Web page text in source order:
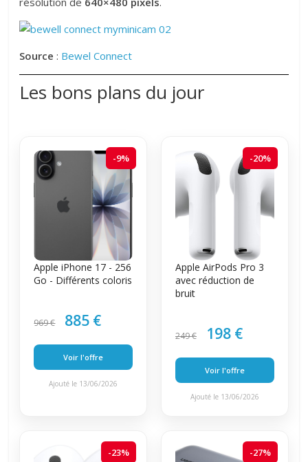
Source : Bewel Connect
Les bons plans du jour
-9%
Apple iPhone 17 - 256
Go - Différents coloris
969 € 885 €
Voir l'offre
Ajouté le 13/06/2026
-20%
Apple AirPods Pro 3
avec réduction de
bruit
249 € 198 €
Voir l'offre
Ajouté le 13/06/2026
-23% -27%